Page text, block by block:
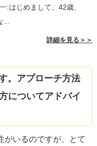
:はじめまして。42歳、
...
詳細を見る＞＞
。アプローチ方法
についてアドバイ
がいるのですが、とて